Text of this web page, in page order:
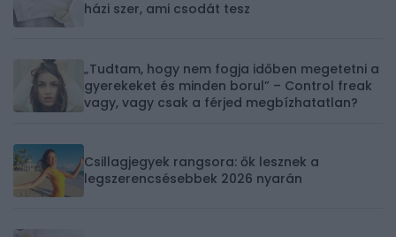
házi szer, ami csodát tesz
„Tudtam, hogy nem fogja időben megetetni a
gyerekeket és minden borul” – Control freak
vagy, vagy csak a férjed megbízhatatlan?
Csillagjegyek rangsora: ők lesznek a
legszerencsésebbek 2026 nyarán